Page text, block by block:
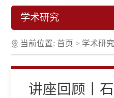
学术研究
当前位置:首页 > 学术研究
讲座回顾丨